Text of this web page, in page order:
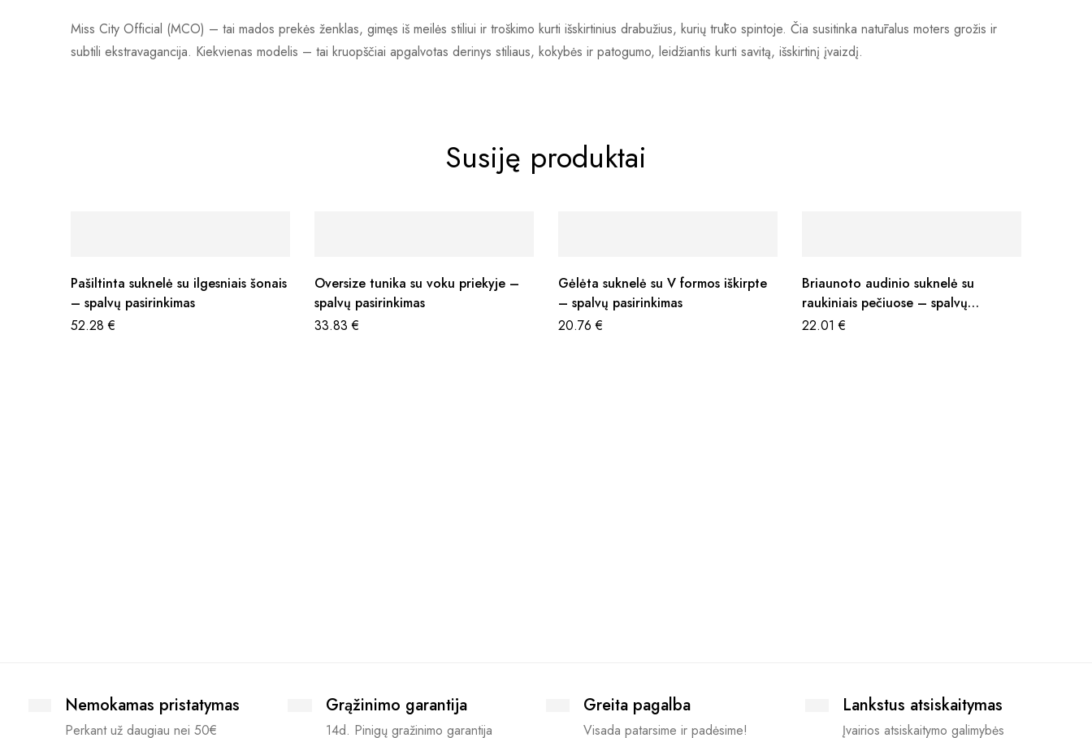
Miss City Official (MCO) – tai mados prekės ženklas, gimęs iš meilės stiliui ir troškimo kurti išskirtinius drabužius, kurių trūko spintoje. Čia susitinka natūralus moters grožis ir
subtili ekstravagancija. Kiekvienas modelis – tai kruopščiai apgalvotas derinys stiliaus, kokybės ir patogumo, leidžiantis kurti savitą, išskirtinį įvaizdį.
Susiję produktai
Pašiltinta suknelė su ilgesniais šonais
– spalvų pasirinkimas
52.28€
Oversize tunika su voku priekyje –
spalvų pasirinkimas
33.83€
Gėlėta suknelė su V formos iškirpte
– spalvų pasirinkimas
20.76€
Briaunoto audinio suknelė su
raukiniais pečiuose – spalvų
pasirinkimas
22.01€
Nemokamas pristatymas
Perkant už daugiau nei 50€
Grąžinimo garantija
14d. Pinigų gražinimo garantija
Greita pagalba
Visada patarsime ir padėsime!
Lankstus atsiskaitymas
Įvairios atsiskaitymo galimybės